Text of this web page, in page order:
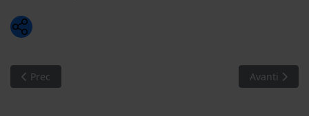
Articolo precedente: Tunisi. Violenza e morte oltre l’orizzonte
Prec Articolo
Avanti